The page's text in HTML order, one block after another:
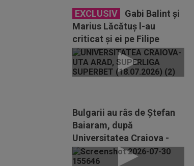
EXCLUSIV
Gabi Balint și
Marius Lăcătuș l-au
criticat și ei pe Filipe
Coelho, după eliminarea...
Bulgarii au râs de Ștefan
Baiaram, după
Universitatea Craiova -
Levski 2-2: "Vedeta"